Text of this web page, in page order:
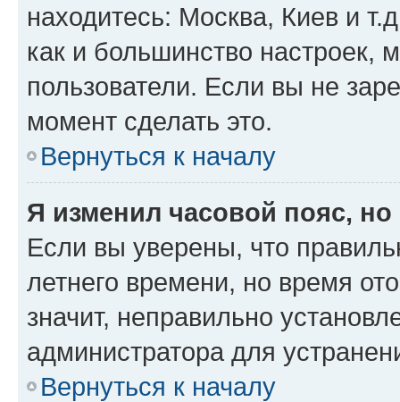
находитесь: Москва, Киев и
как и большинство настроек,
пользователи. Если вы не
момент сделать это.
Вернуться к началу
Я изменил часовой пояс,
Если вы уверены, что
летнего времени, но время
значит, неправильно
администратора для
Вернуться к началу